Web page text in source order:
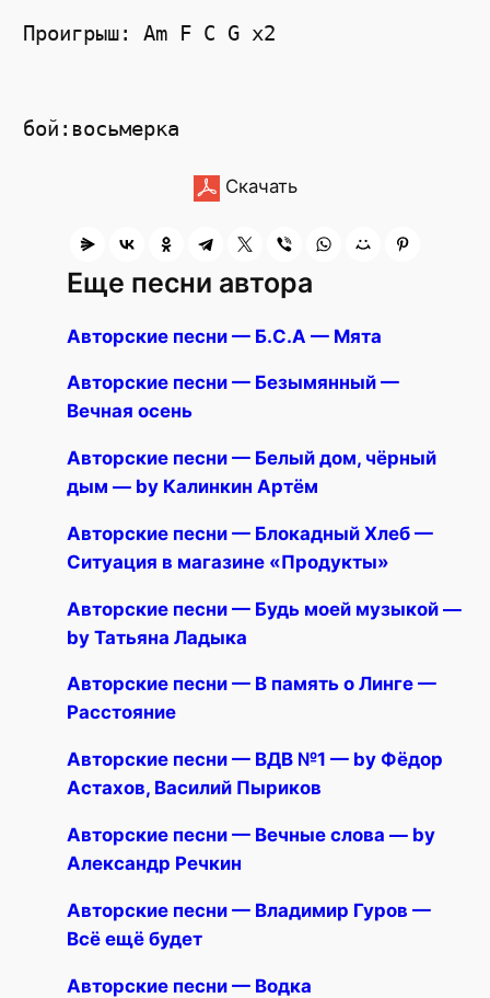
Проигрыш: Am F C G x2
Скачать
Еще песни автора
Авторские песни — Б.С.А — Мята
Авторские песни — Безымянный —
Вечная осень
Авторские песни — Белый дом, чёрный
дым — by Калинкин Артём
Авторские песни — Блокадный Хлеб —
Ситуация в магазине «Продукты»
Авторские песни — Будь моей музыкой —
by Татьяна Ладыка
Авторские песни — В память о Линге —
Расстояние
Авторские песни — ВДВ №1 — by Фёдор
Астахов, Василий Пыриков
Авторские песни — Вечные слова — by
Александр Речкин
Авторские песни — Владимир Гуров —
Всё ещё будет
Авторские песни — Водка